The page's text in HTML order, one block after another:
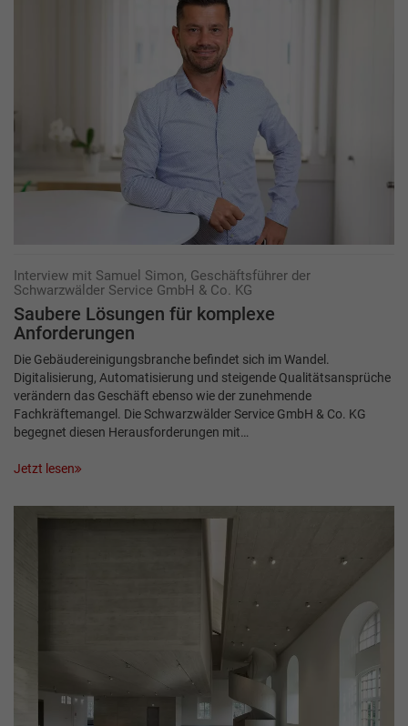
Interview mit Samuel Simon, Geschäftsführer der
Schwarzwälder Service GmbH & Co. KG
Saubere Lösungen für komplexe
Anforderungen
Die Gebäudereinigungsbranche befindet sich im Wandel.
Digitalisierung, Automatisierung und steigende Qualitätsansprüche
verändern das Geschäft ebenso wie der zunehmende
Fachkräftemangel. Die Schwarzwälder Service GmbH & Co. KG
begegnet diesen Herausforderungen mit…
Jetzt lesen